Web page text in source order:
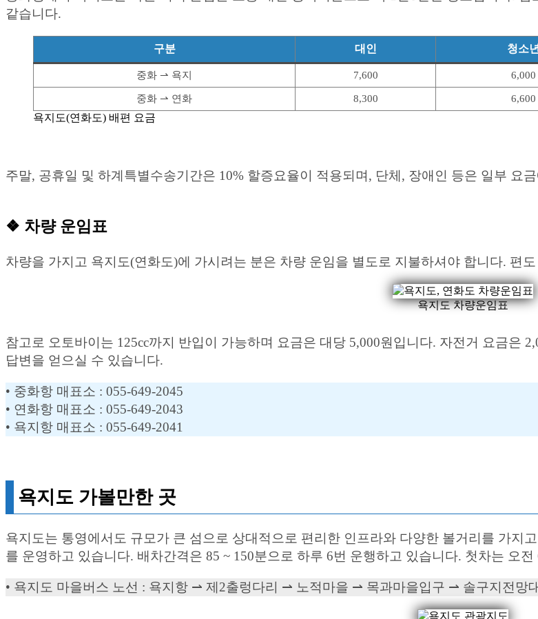
같습니다.
구분 대인 청소년
중화 ⇀ 욕지 7,600 6,000
중화 ⇀ 연화 8,300 6,600
욕지도(연화도) 배편 요금
주말, 공휴일 및 하계특별수송기간은 10% 할증요율이 적용되며, 단체, 장애인 등은 일부 요
❖ 차량 운임표
차량을 가지고 욕지도(연화도)에 가시려는 분은 차량 운임을 별도로 지불하셔야 합니다. 편
욕지도 차량운임표
참고로 오토바이는 125cc까지 반입이 가능하며 요금은 대당 5,000원입니다. 자전거 요금은
답변을 얻으실 수 있습니다.
• 중화항 매표소 : 055-649-2045
• 연화항 매표소 : 055-649-2043
• 욕지항 매표소 : 055-649-2041
욕지도 가볼만한 곳
욕지도는 통영에서도 규모가 큰 섬으로 상대적으로 편리한 인프라와 다양한 볼거리를 가지
를 운영하고 있습니다. 배차간격은 85 ~ 150분으로 하루 6번 운행하고 있습니다. 첫차는 오
• 욕지도 마을버스 노선 : 욕지항 ⇀ 제2출렁다리 ⇀ 노적마을 ⇀ 목과마을입구 ⇀ 솔구지전